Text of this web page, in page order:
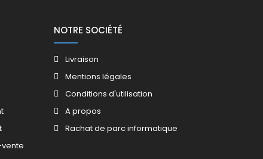
NOTRE SOCIÉTÉ
Livraison
Mentions légales
Conditions d'utilisation
A propos
Rachat de parc informatique